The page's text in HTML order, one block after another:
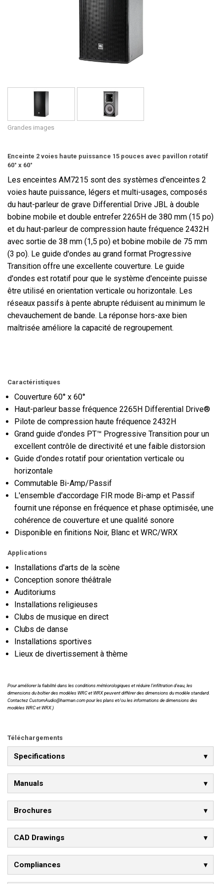
Grandes images
Enceinte 2 voies haute puissance 15 pouces avec pavillon rotatif
60° x 60°
Les enceintes AM7215 sont des systèmes d'enceintes 2
voies haute puissance, légers et multi-usages, composés
du haut-parleur de grave Differential Drive JBL à double
bobine mobile et double entrefer 2265H de 380 mm (15 po)
et du haut-parleur de compression haute fréquence 2432H
avec sortie de 38 mm (1,5 po) et bobine mobile de 75 mm
(3 po). Le guide d'ondes au grand format Progressive
Transition offre une excellente couverture. Le guide
d'ondes est rotatif pour que le système d'enceinte puisse
être utilisé en orientation verticale ou horizontale. Les
réseaux passifs à pente abrupte réduisent au minimum le
chevauchement de bande. La réponse hors-axe bien
maîtrisée améliore la capacité de regroupement.
Caractéristiques
Couverture 60° x 60°
Haut-parleur basse fréquence 2265H Differential Drive®
Pilote de compression haute fréquence 2432H
Grand guide d'ondes PT™ Progressive Transition pour un
excellent contrôle de directivité et une faible distorsion
Guide d'ondes rotatif pour orientation verticale ou
horizontale
Commutable Bi-Amp/Passif
L'ensemble d'accordage FIR mode Bi-amp et Passif
fournit une réponse en fréquence et phase optimisée, une
cohérence de couverture et une qualité sonore
Disponible en finitions Noir, Blanc et WRC/WRX
Applications
Installations d'arts de la scène
Conception sonore théâtrale
Auditoriums
Installations religieuses
Clubs de musique en direct
Clubs de danse
Installations sportives
Lieux de divertissement à thème
Pour améliorer la fiabilité dans les conditions météorologiques et réduire l'infiltration d'eau, les
dimensions du boîtier des modèles WRC et WRX peuvent différer des dimensions du modèle standard.
Contactez CustomAudio@harman.com pour les plans et/ou les informations de dimensions des
modèles WRC et WRX.)
Téléchargements
Specifications
Manuals
Brochures
CAD Drawings
Compliances